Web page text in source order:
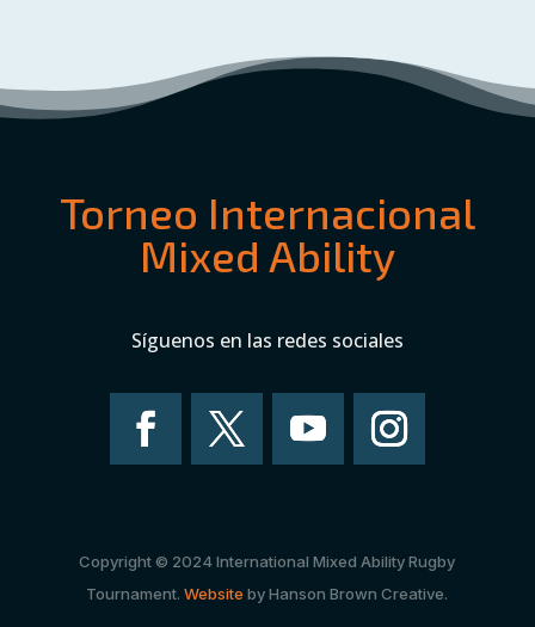
Torneo Internacional
Mixed Ability
Síguenos en las redes sociales
Copyright © 2024 International Mixed Ability Rugby
Tournament.Website by Hanson Brown Creative.